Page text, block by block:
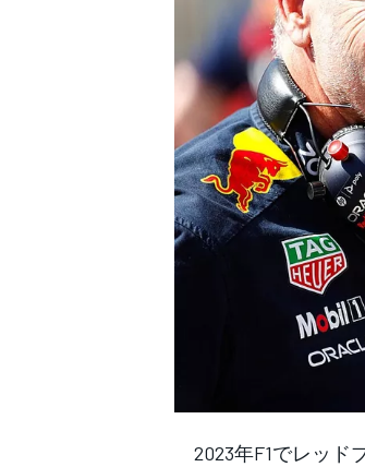
WEC
2023年F1でレッド